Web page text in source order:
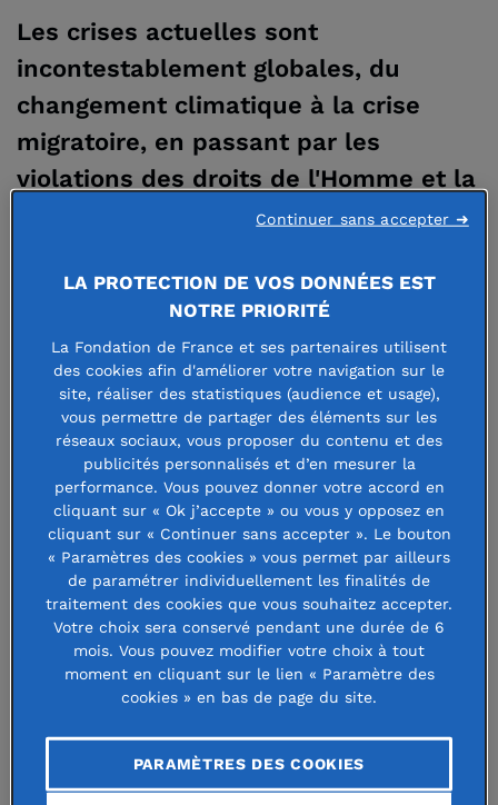
Les crises actuelles sont
incontestablement globales, du
changement climatique à la crise
migratoire, en passant par les
violations des droits de l'Homme et la
menace proférée à l'égard du principe
France a décidé d’agir efficacement
en développant des collaborations
avec ses partenaires européens et
internationaux.
Depuis des décennies, la Fondation de France
développe son expertise pour offrir un soutien
unique aux organisations souhaitant étendre leurs
efforts de collecte de fonds à l'international.
Pionnière dans la promotion de la philanthropie
transfrontalière, elle rassemble tous les acteurs :
projets désireux d'agir pour l’intérêt général. La
Fondation de France a développé, au cours du
LA PROTECTION DE VOS DONNÉES EST
NOTRE PRIORITÉ
La Fondation de France et ses partenaires utilisent
des cookies afin d'améliorer votre navigation sur le
site, réaliser des statistiques (audience et usage),
vous permettre de partager des éléments sur les
réseaux sociaux, vous proposer du contenu et des
publicités personnalisés et d’en mesurer la
performance. Vous pouvez donner votre accord en
cliquant sur « Ok j’accepte » ou vous y opposez en
cliquant sur « Continuer sans accepter ». Le bouton
« Paramètres des cookies » vous permet par ailleurs
de paramétrer individuellement les finalités de
traitement des cookies que vous souhaitez accepter.
Votre choix sera conservé pendant une durée de 6
mois. Vous pouvez modifier votre choix à tout
moment en cliquant sur le lien « Paramètre des
cookies » en bas de page du site.
PARAMÈTRES DES COOKIES
Continuer sans accepter ➜